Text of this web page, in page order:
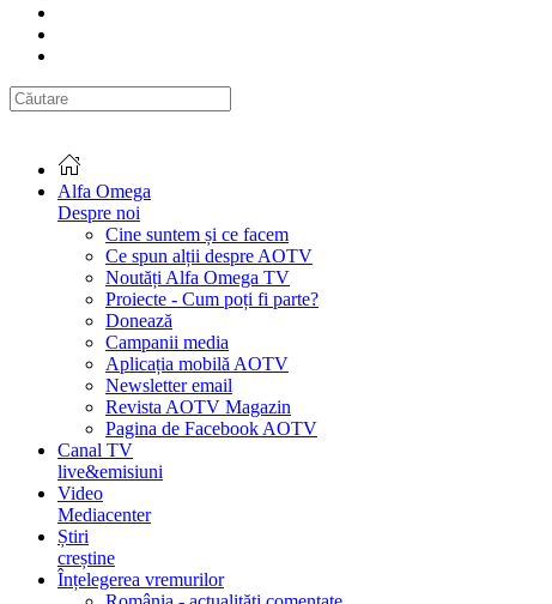
Alfa Omega
Despre noi
Cine suntem și ce facem
Ce spun alții despre AOTV
Noutăți Alfa Omega TV
Proiecte - Cum poți fi parte?
Donează
Campanii media
Aplicația mobilă AOTV
Newsletter email
Revista AOTV Magazin
Pagina de Facebook AOTV
Canal TV
live&emisiuni
Video
Mediacenter
Știri
creștine
Înțelegerea vremurilor